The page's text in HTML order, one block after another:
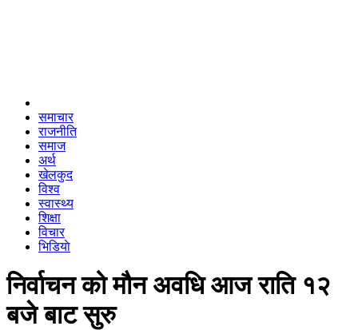
समाचार
राजनीति
समाज
अर्थ
खेलकुद
विश्व
स्वास्थ्य
शिक्षा
विचार
भिडियाे
निर्वाचन को मौन अवधि आज राति १२
बजे बाट सुरु